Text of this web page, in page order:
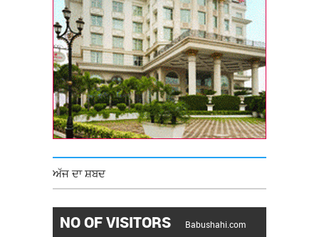
ਅੱਜ ਦਾ ਸ਼ਬਦ
NO OF VISITORS Babushahi.com